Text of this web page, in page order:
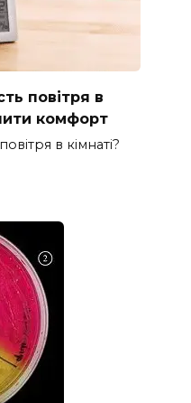
повітря в
комфорт
в кімнаті?